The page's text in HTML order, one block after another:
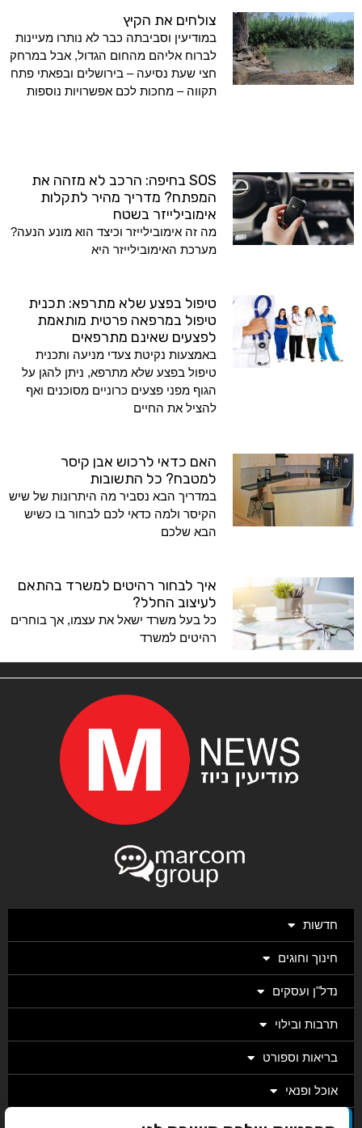
צולחים את הקיץ
במודיעין וסביבתה כבר לא נותרו מעיינות
לברוח אליהם מהחום הגדול, אבל במרחק
חצי שעת נסיעה – בירושלים ובפאתי פתח
תקווה – מחכות לכם אפשרויות נוספות
SOS בחיפה: הרכב לא מזהה את
המפתח? מדריך מהיר לתקלות
אימובילייזר בשטח
מה זה אימובילייזר וכיצד הוא מונע הנעה?
מערכת האימובילייזר היא
טיפול בפצע שלא מתרפא: תכנית
טיפול במרפאה פרטית מותאמת
לפצעים שאינם מתרפאים
באמצעות נקיטת צעדי מניעה ותכנית
טיפול בפצע שלא מתרפא, ניתן להגן על
הגוף מפני פצעים כרוניים מסוכנים ואף
להציל את החיים
האם כדאי לרכוש אבן קיסר
למטבח? כל התשובות
במדריך הבא נסביר מה היתרונות של שיש
הקיסר ולמה כדאי לכם לבחור בו כשיש
הבא שלכם
איך לבחור רהיטים למשרד בהתאם
לעיצוב החלל?
כל בעל משרד ישאל את עצמו, אך בוחרים
רהיטים למשרד
חדשות
חינוך וחוגים
נדל"ן ועסקים
תרבות ובילוי
בריאות וספורט
אוכל ופנאי
מגזין